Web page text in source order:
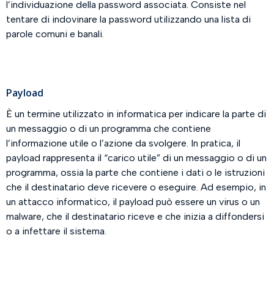
l’individuazione della password associata. Consiste nel
tentare di indovinare la password utilizzando una lista di
parole comuni e banali.
Payload
È un termine utilizzato in informatica per indicare la parte di
un messaggio o di un programma che contiene
l’informazione utile o l’azione da svolgere. In pratica, il
payload rappresenta il “carico utile” di un messaggio o di un
programma, ossia la parte che contiene i dati o le istruzioni
che il destinatario deve ricevere o eseguire. Ad esempio, in
un attacco informatico, il payload può essere un virus o un
malware, che il destinatario riceve e che inizia a diffondersi
o a infettare il sistema.